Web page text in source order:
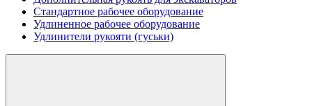
Стандартное рабочее оборудование
Удлиненное рабочее оборудование
Удлинители рукояти (гуськи)